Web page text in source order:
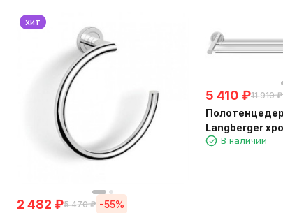
хит
2 482 ₽5 470 ₽ -55%
5 410 ₽11 910 ₽
Langberger
стенеВ наличии